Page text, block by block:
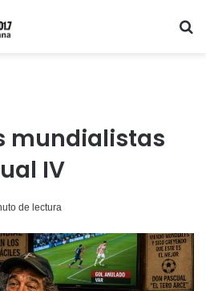
mundialistas
IV
de lectura